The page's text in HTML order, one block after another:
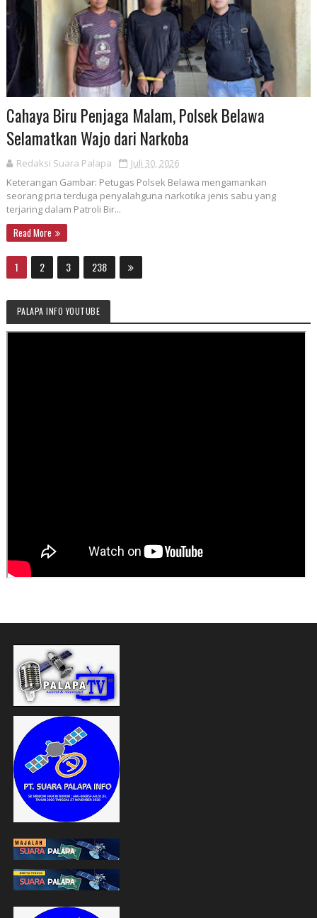
Cahaya Biru Penjaga Malam, Polsek Belawa
Selamatkan Wajo dari Narkoba
Redaksi Suara Palapa
Juli 30, 2026
Keterangan Gambar: Petugas Polsek Belawa mengamankan
seorang pria terduga penyalahguna narkotika jenis sabu yang
terjaring dalam Patroli Bir...
Read More
1 2 3 238
PALAPA INFO YOUTUBE